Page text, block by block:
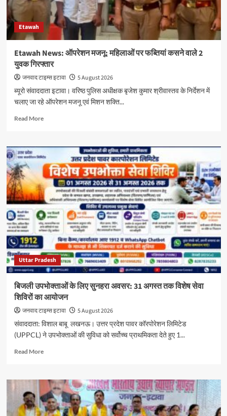
घूम
युवक
गिरफ्तार
Etawah
Etawah News: ऑपरेशन मजनू: महिलाओं पर फब्तियां कसने वाले 2
युवक गिरफ्तार
जनवाद टाइम्स इटावा
5 August 2026
ब्यूरो संवाददाता इटावा। वरिष्ठ पुलिस अधीक्षक बृजेश कुमार श्रीवास्तव के निर्देशन में
चलाए जा रहे ऑपरेशन मजनू एवं मिशन शक्ति...
Read MoreRead
Etawah
News:
ऑपरेशन
मजनू:
महिलाओं
पर
फब्तियां
कसने
वाले
2
युवक
गिरफ्तार
Uttar Pradesh
बिजली उपभोक्ताओं के लिए सुनहरा अवसर: 31 अगस्त तक विशेष सेवा
शिविरों का आयोजन
जनवाद टाइम्स इटावा
5 August 2026
संवाददाता: विशाल बाबू लखनऊ। उत्तर प्रदेश पावर कॉरपोरेशन लिमिटेड
(UPPCL) ने उपभोक्ताओं की सुविधा को सर्वोच्च प्राथमिकता देते हुए 1...
Read MoreRead
बिजली
उपभोक्ताओं
के
लिए